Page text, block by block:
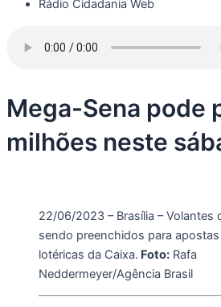
Rádio Cidadania Web
Mega-Sena pode
milhões neste
22/06/2023 – Brasília – Volantes
sendo preenchidos para
lotéricas da Caixa. Foto: Rafa
Neddermeyer/Agência Brasil